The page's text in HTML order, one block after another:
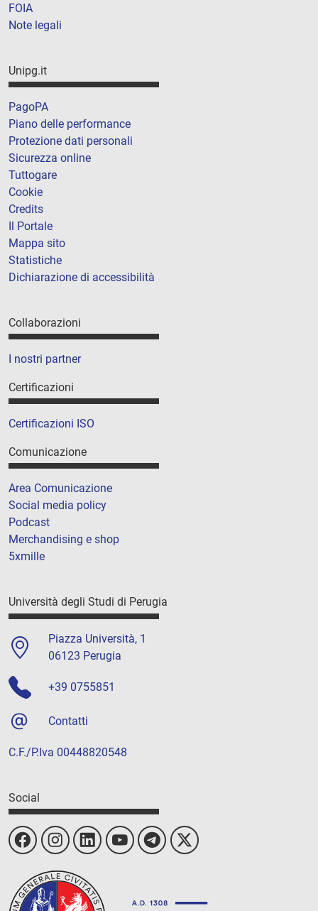
FOIA
Note legali
Unipg.it
PagoPA
Piano delle performance
Protezione dati personali
Sicurezza online
Tuttogare
Cookie
Credits
Il Portale
Mappa sito
Statistiche
Dichiarazione di accessibilità
Collaborazioni
I nostri partner
Certificazioni
Certificazioni ISO
Comunicazione
Area Comunicazione
Social media policy
Podcast
Merchandising e shop
5xmille
Università degli Studi di Perugia
Piazza Università, 1
06123 Perugia
+39 0755851
Contatti
C.F./P.Iva 00448820548
Social